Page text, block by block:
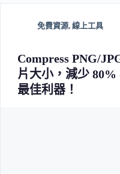
免費資源, 線上工具
Compress PNG/
片大小，減少
最佳利器！